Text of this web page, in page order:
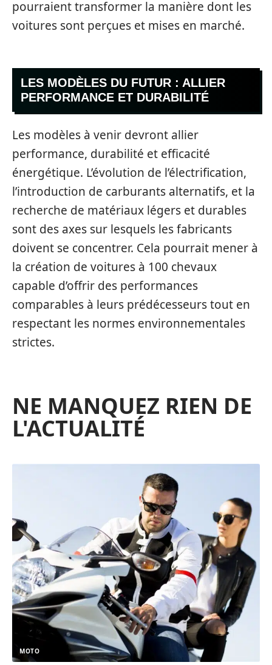
pourraient transformer la manière dont les
voitures sont perçues et mises en marché.
LES MODÈLES DU FUTUR : ALLIER
PERFORMANCE ET DURABILITÉ
Les modèles à venir devront allier
performance, durabilité et efficacité
énergétique. L’évolution de l’électrification,
l’introduction de carburants alternatifs, et la
recherche de matériaux légers et durables
sont des axes sur lesquels les fabricants
doivent se concentrer. Cela pourrait mener à
la création de voitures à 100 chevaux
capable d’offrir des performances
comparables à leurs prédécesseurs tout en
respectant les normes environnementales
strictes.
NE MANQUEZ RIEN DE
L'ACTUALITÉ
MOTO